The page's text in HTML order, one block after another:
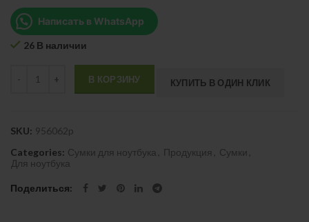
Написать в WhatsApp
26 В наличии
В КОРЗИНУ КУПИТЬ В ОДИН КЛИК
SKU: 956062p
Categories: Сумки для ноутбука Продукция Сумки
Для ноутбука
Поделиться